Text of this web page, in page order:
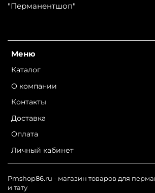
Меню
Каталог
О компании
Контакты
Доставка
Оплата
Личный кабинет
"Перманентшоп"
Pmshop86.ru - магазин товаров для
и тату